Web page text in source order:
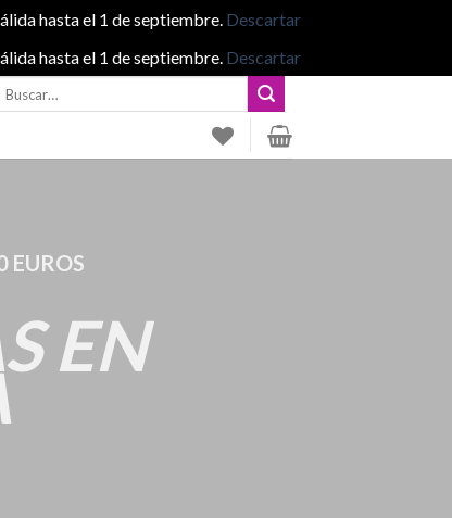
hasta el 1 de septiembre. Descartar
hasta el 1 de septiembre. Descartar
Buscar
EUROS
EN